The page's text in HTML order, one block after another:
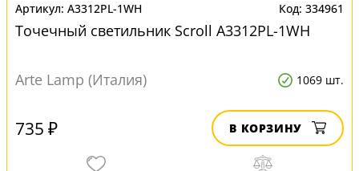
A3312PL-1WH 334961
Точечный светильник Scroll A3312PL-1WH
Arte Lamp (Италия) 1069 шт.
735 ₽ В КОРЗИНУ